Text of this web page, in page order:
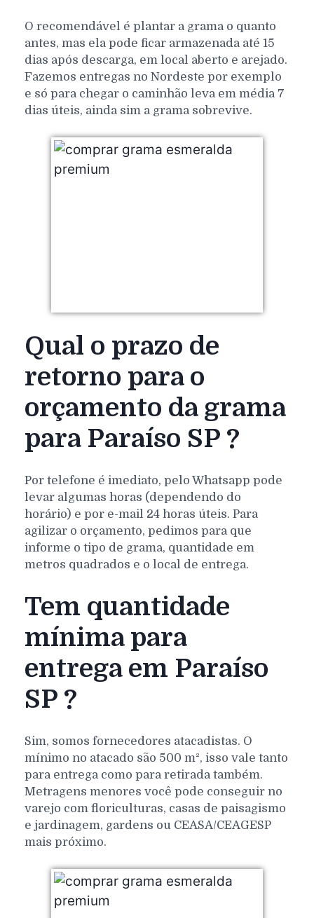
O recomendável é plantar a grama o quanto
antes, mas ela pode ficar armazenada até 15
dias após descarga, em local aberto e arejado.
Fazemos entregas no Nordeste por exemplo
e só para chegar o caminhão leva em média 7
dias úteis, ainda sim a grama sobrevive.
Qual o prazo de
retorno para o
orçamento da grama
para Paraíso SP ?
Por telefone é imediato, pelo Whatsapp pode
levar algumas horas (dependendo do
horário) e por e-mail 24 horas úteis. Para
agilizar o orçamento, pedimos para que
informe o tipo de grama, quantidade em
metros quadrados e o local de entrega.
Tem quantidade
mínima para
entrega em Paraíso
SP ?
Sim, somos fornecedores atacadistas. O
mínimo no atacado são 500 m², isso vale tanto
para entrega como para retirada também.
Metragens menores você pode conseguir no
varejo com floriculturas, casas de paisagismo
e jardinagem, gardens ou CEASA/CEAGESP
mais próximo.